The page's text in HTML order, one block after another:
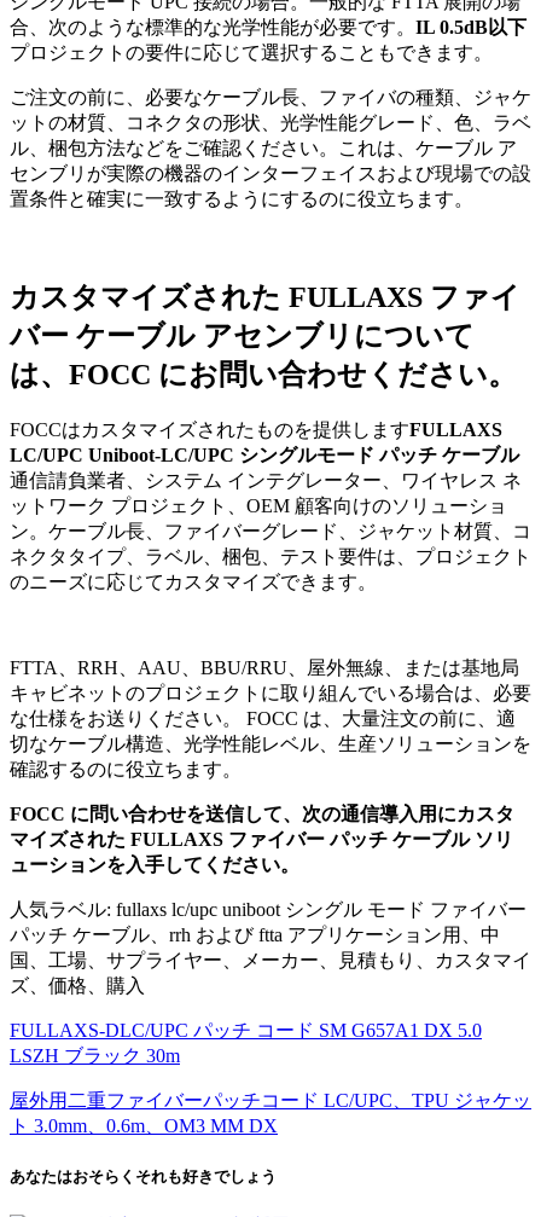
合、次のような標準的な光学性能が必要です。 IL 0.5dB以下
プロジェクトの要件に応じて選択することもできます。
ご注文の前に、必要なケーブル長、ファイバの種類、ジャケ
ットの材質、コネクタの形状、光学性能グレード、色、ラベ
ル、梱包方法などをご確認ください。これは、ケーブル ア
センブリが実際の機器のインターフェイスおよび現場での設
置条件と確実に一致するようにするのに役立ちます。
カスタマイズされた FULLAXS ファイ
バー ケーブル アセンブリについて
は、FOCC にお問い合わせください。
FOCCはカスタマイズされたものを提供しますFULLAXS
LC/UPC Uniboot-LC/UPC シングルモード パッチ ケーブル
通信請負業者、システム インテグレーター、ワイヤレス ネ
ットワーク プロジェクト、OEM 顧客向けのソリューショ
ン。ケーブル長、ファイバーグレード、ジャケット材質、コ
ネクタタイプ、ラベル、梱包、テスト要件は、プロジェクト
のニーズに応じてカスタマイズできます。
FTTA、RRH、AAU、BBU/RRU、屋外無線、または基地局
キャビネットのプロジェクトに取り組んでいる場合は、必要
な仕様をお送りください。 FOCC は、大量注文の前に、適
切なケーブル構造、光学性能レベル、生産ソリューションを
確認するのに役立ちます。
FOCC に問い合わせを送信して、次の通信導入用にカスタ
マイズされた FULLAXS ファイバー パッチ ケーブル ソリ
ューションを入手してください。
人気ラベル: fullaxs lc/upc uniboot シングル モード ファイバー
パッチ ケーブル、rrh および ftta アプリケーション用、中
国、工場、サプライヤー、メーカー、見積もり、カスタマイ
ズ、価格、購入
FULLAXS-DLC/UPC パッチ コード SM G657A1 DX 5.0
LSZH ブラック 30m
屋外用二重ファイバーパッチコード LC/UPC、TPU ジャケッ
ト 3.0mm、0.6m、OM3 MM DX
あなたはおそらくそれも好きでしょう